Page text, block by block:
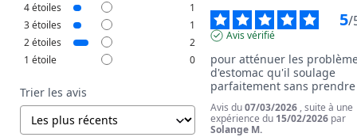
4étoiles
1
3étoiles
1
2étoiles
2
1 étoile 0
Trier les avis
5/
Avis vérifié
pour atténuer les
d'estomac qu'il soulage
parfaitement sans prendre
Avis du07/03/2026 , suite à une
expérience du 15/02/2026 par
Solange M.